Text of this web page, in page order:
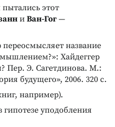
этот
и Ван-Гог —
название
Хайдеггер
Пер. Э. Сагетдинова. М.:
будущего», 2006. 320 с.
например).
уподобления